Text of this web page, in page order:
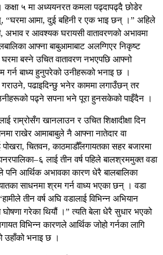
५ मा अध्ययनरत कमला पढ्दापढ्दै छोडेर
“घरमा आमा, दुई बहिनी र एक भाइ छन् ।” अहिले
अभाव र आवश्यक घरायसी वातावरणको अभावमा
आफ्ना बाबुआमाबाट अलग्गिएर निकृष्ट
बस्ने उचित वातावरण नभएपछि आफ्नो
गर्न बाध्य हुनुपरेको उनीहरूको भनाइ छ ।
गराउने, पढाइदिन्छु भनेर काममा लगाउँछन् तर
उनीहरूको पढ्ने सपना भने पूरा हुनसकेको पाइँदैन ।
राम्रोसँग खानलाउन र उचित शिक्षादीक्षा दिन
राखेर आमाबाबुले नै आफ्ना नातेदार वा
चितवन, काठमाडौँलगायतका सहर बजारमा
लाई तीन वर्ष पहिले बालश्रममुक्त वडा
आर्थिक अभावका कारण धेरै बालबालिका
साधनमा श्रम गर्न वाध्य भएका छन् । वडा
तीन वर्ष अघि वडालाई विभिन्न अभियान
गरेका थियौं ।” त्यति बेला धेरै सुधार भएको
विभिन्न कारणले आर्थिक जोहो गर्नका लागि
उहाँको भनाइ छ ।